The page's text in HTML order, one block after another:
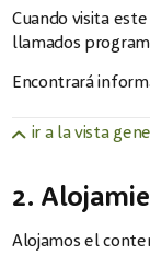
Cuando visita
llamados
Encontrará
ir a la vista
2.
Alojamos el